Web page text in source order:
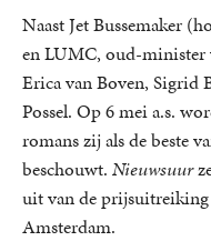
Naast Jet Bussemaker
en LUMC, oud-minister
Erica van Boven, Sigrid
Possel. Op 6 mei a.s.
romans zij als de beste
beschouwt. Nieuwsuur
uit van de
Amsterdam.